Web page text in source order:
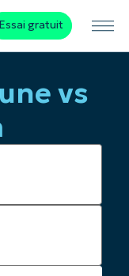
Essai gratuit
vs